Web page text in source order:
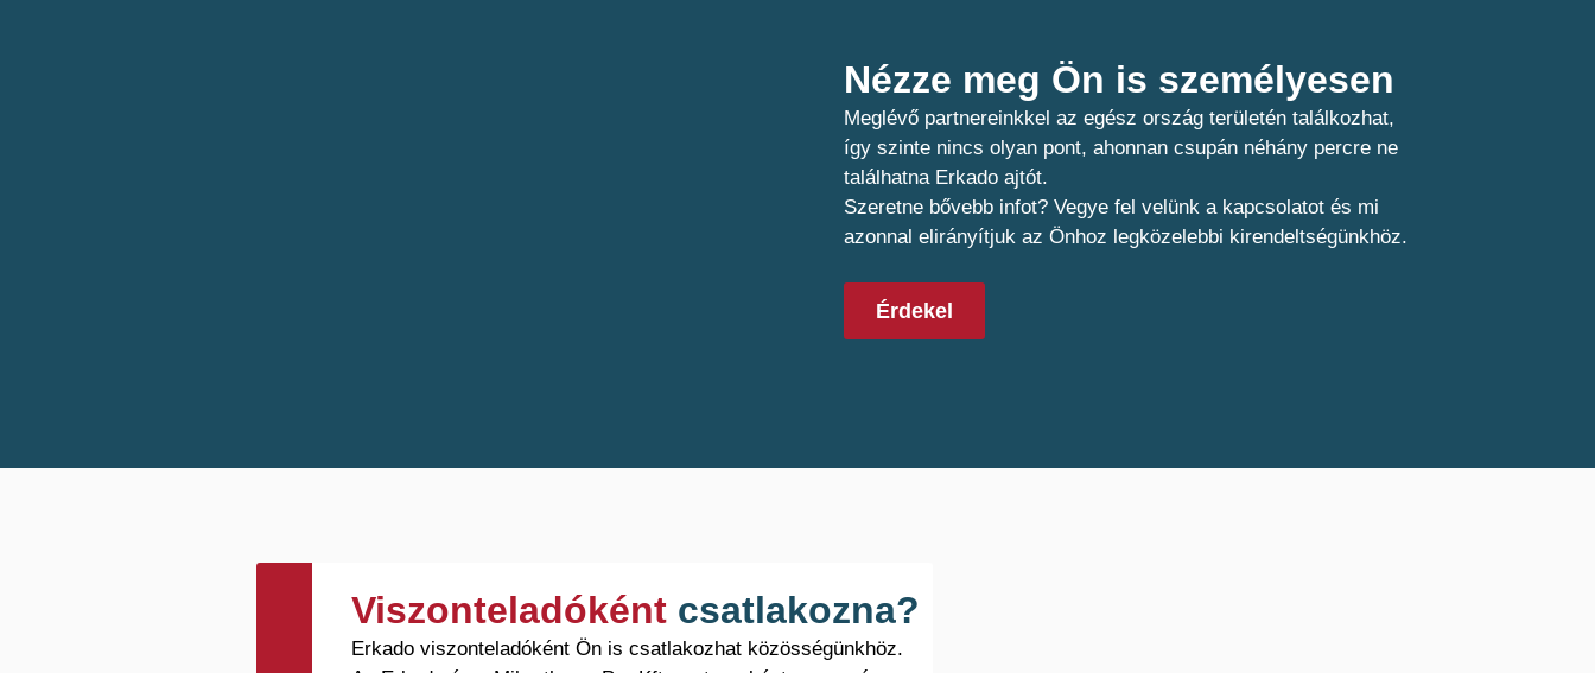
Nézze meg Ön is személyesen​
Meglévő partnereinkkel az egész ország területén találkozhat,
így szinte nincs olyan pont, ahonnan csupán néhány percre ne
találhatna Erkado ajtót.
Szeretne bővebb infot? Vegye fel velünk a kapcsolatot és mi
azonnal elirányítjuk az Önhoz legközelebbi kirendeltségünkhöz.
Érdekel
Viszonteladóként csatlakozna?
Erkado viszonteladóként Ön is csatlakozhat közösségünkhöz.